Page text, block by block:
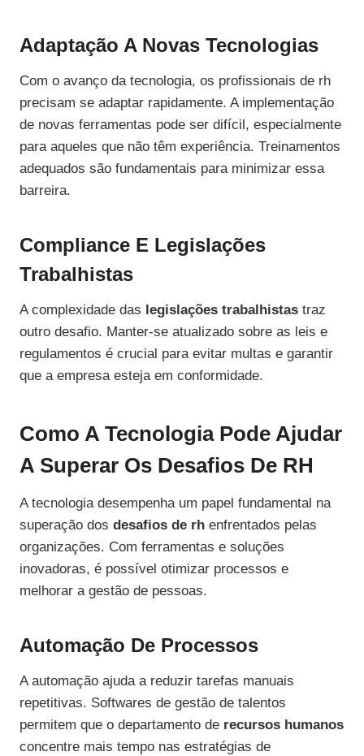
Adaptação A Novas Tecnologias
Com o avanço da tecnologia, os profissionais de rh
precisam se adaptar rapidamente. A implementação
de novas ferramentas pode ser difícil, especialmente
para aqueles que não têm experiência. Treinamentos
adequados são fundamentais para minimizar essa
barreira.
Compliance E Legislações
Trabalhistas
A complexidade das legislações trabalhistas traz
outro desafio. Manter-se atualizado sobre as leis e
regulamentos é crucial para evitar multas e garantir
que a empresa esteja em conformidade.
Como A Tecnologia Pode Ajudar
A Superar Os Desafios De RH
A tecnologia desempenha um papel fundamental na
superação dos desafios de rh enfrentados pelas
organizações. Com ferramentas e soluções
inovadoras, é possível otimizar processos e
melhorar a gestão de pessoas.
Automação De Processos
A automação ajuda a reduzir tarefas manuais
repetitivas. Softwares de gestão de talentos
permitem que o departamento de recursos humanos
concentre mais tempo nas estratégias de